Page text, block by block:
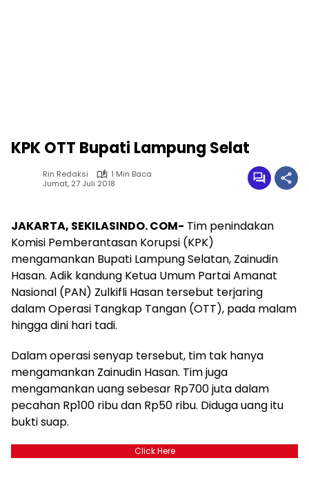
KPK OTT Bupati Lampung Selat
Rin Redaksi
1 Min Baca
Jumat, 27 Juli 2018
JAKARTA, SEKILASINDO. COM- Tim penindakan
Komisi Pemberantasan Korupsi (KPK)
mengamankan Bupati Lampung Selatan, Zainudin
Hasan. Adik kandung Ketua Umum Partai Amanat
Nasional (PAN) Zulkifli Hasan tersebut terjaring
dalam Operasi Tangkap Tangan (OTT), pada malam
hingga dini hari tadi.
Dalam operasi senyap tersebut, tim tak hanya
mengamankan Zainudin Hasan. Tim juga
mengamankan uang sebesar Rp700 juta dalam
pecahan Rp100 ribu dan Rp50 ribu.‎ Diduga uang itu
bukti suap.
Click Here